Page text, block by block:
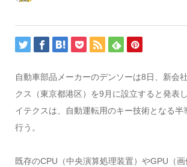
自動車部品メーカーのデンソーは8日、新会
クス（東京都港区）を9月に設立すると発表
イテクスは、自動運転用のキー技術となる半
行う。
既存のCPU（中央演算処理装置）やGPU（